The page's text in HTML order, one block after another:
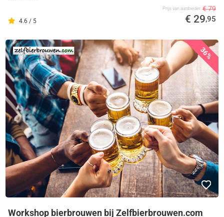
4.6 / 5
Prijs van aanbieder € 79
€ 29,95
36%
Workshop bierbrouwen bij Zelfbierbrouwen.com